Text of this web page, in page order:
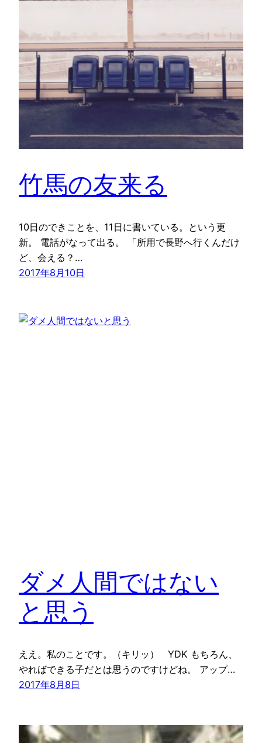
竹馬の友来る
10日のできことを、11日に書いている。という更
新。 電話がなって出る。 「所用で長野へ行くんだけ
ど、会える？…
2017年8月10日
ダメ人間ではない
と思う
ええ。私のことです。（キリッ） YDK もちろん、
やればできる子だとは思うのですけどね。 アップ…
2017年8月8日